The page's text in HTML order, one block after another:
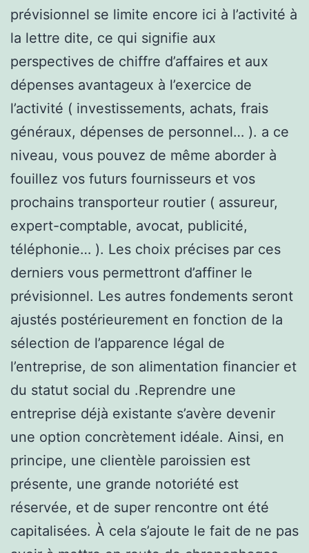
prévisionnel se limite encore ici à l’activité à
la lettre dite, ce qui signifie aux
perspectives de chiffre d’affaires et aux
dépenses avantageux à l’exercice de
l’activité ( investissements, achats, frais
généraux, dépenses de personnel… ). a ce
niveau, vous pouvez de même aborder à
fouillez vos futurs fournisseurs et vos
prochains transporteur routier ( assureur,
expert-comptable, avocat, publicité,
téléphonie… ). Les choix précises par ces
derniers vous permettront d’affiner le
prévisionnel. Les autres fondements seront
ajustés postérieurement en fonction de la
sélection de l’apparence légal de
l’entreprise, de son alimentation financier et
du statut social du .Reprendre une
entreprise déjà existante s’avère devenir
une option concrètement idéale. Ainsi, en
principe, une clientèle paroissien est
présente, une grande notoriété est
réservée, et de super rencontre ont été
capitalisées. À cela s’ajoute le fait de ne pas